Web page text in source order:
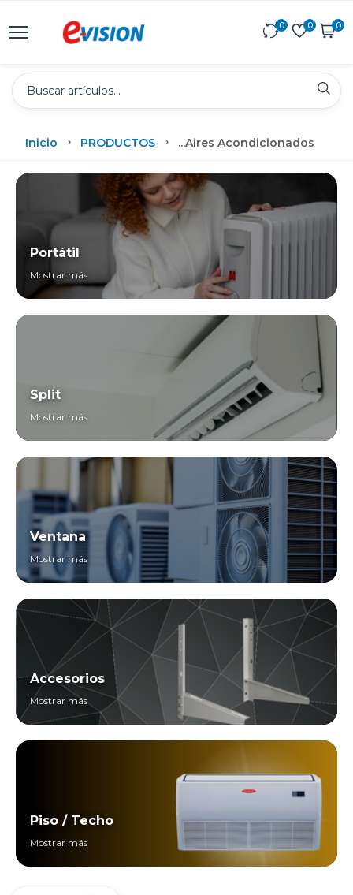
0 0 0
Inicio PRODUCTOS ...Aires Acondicionados
Portátil
Mostrar más
Split
Mostrar más
Ventana
Mostrar más
Accesorios
Mostrar más
Piso / Techo
Mostrar más